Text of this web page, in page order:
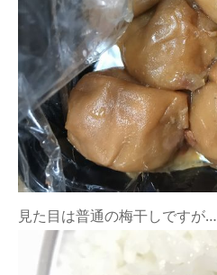
見た目は普通の梅干しですが…